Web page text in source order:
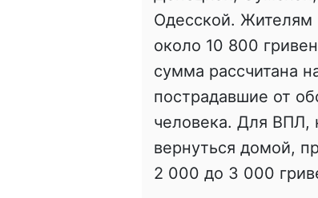
Одесской. Жителям
около 10 800
сумма рассчитана
пострадавшие от
человека. Для ВПЛ,
вернуться домой,
2 000 до 3 000